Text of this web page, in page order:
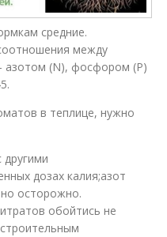
средние.
между
азотом (N), фосфором (P)
в теплице, нужно
дозах калия;азот
осторожно.
обойтись не